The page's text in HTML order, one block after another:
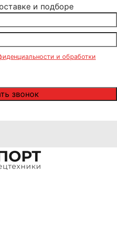
и подборе
и обработки